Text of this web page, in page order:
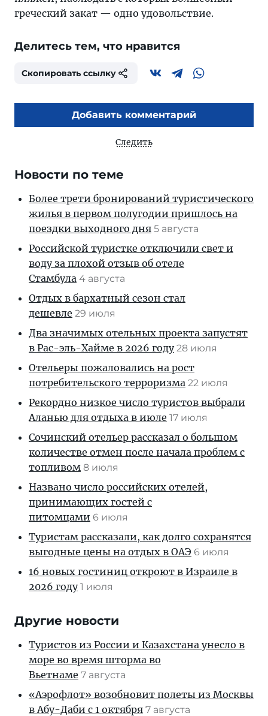
греческий закат — одно удовольствие.
Делитесь тем, что нравится
Скопировать ссылку
Добавить комментарий
Следить
Новости по теме
Более трети бронирований туристического
жилья в первом полугодии пришлось на
поездки выходного дня 5 августа
Российской туристке отключили свет и
воду за плохой отзыв об отеле
Стамбула 4 августа
Отдых в бархатный сезон стал
дешевле 29 июля
Два значимых отельных проекта запустят
в Рас-эль-Хайме в 2026 году 28 июля
Отельеры пожаловались на рост
потребительского терроризма 22 июля
Рекордно низкое число туристов выбрали
Аланью для отдыха в июле 17 июля
Сочинский отельер рассказал о большом
количестве отмен после начала проблем с
топливом 8 июля
Названо число российских отелей,
принимающих гостей с
питомцами 6 июля
Туристам рассказали, как долго сохранятся
выгодные цены на отдых в ОАЭ 6 июля
16 новых гостиниц откроют в Израиле в
2026 году 1 июля
Другие новости
Туристов из России и Казахстана унесло в
море во время шторма во
Вьетнаме 7 августа
«Аэрофлот» возобновит полеты из Москвы
в Абу-Даби с 1 октября 7 августа